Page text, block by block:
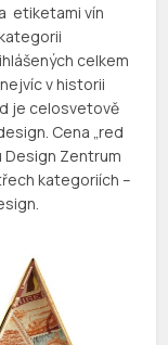
etiketami vín
celkem
v historii
je celosvetově
Cena „red
Design Zentrum
kategoriích –